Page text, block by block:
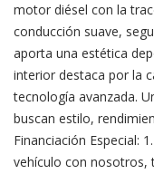
motor diésel con la
conducción suave,
aporta una estética
interior destaca por la
tecnología avanzada.
buscan estilo,
Financiación Especial:
vehículo con nosotros,